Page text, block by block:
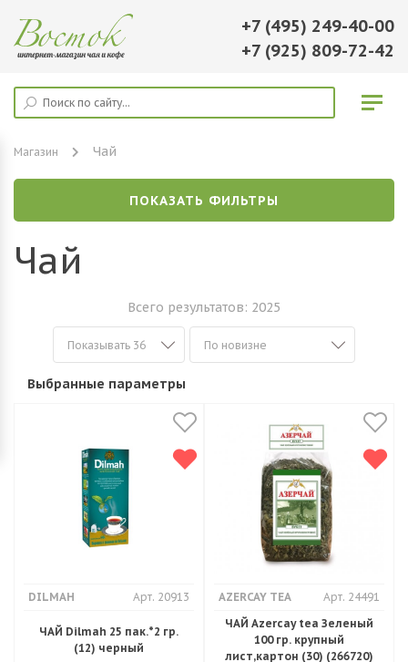
+7 (495) 249-40-00
+7 (925) 809-72-42
Магазин Чай
ПОКАЗАТЬ ФИЛЬТРЫ
Чай
Всего результатов: 2025
Выбранные параметры
DILMAH Арт. 20913
ЧАЙ Dilmah 25 пак.*2 гр.
(12) черный
AZERCAY TEA
Арт. 24491
ЧАЙ Azercay tea Зеленый
100 гр. крупный
лист,картон (30) (266720)